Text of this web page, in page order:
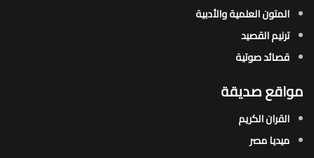
المتون العلمية والأدبية
ترنيم القصيد
قصائد صوتية
مواقع صديقة
القران الكريم
ميديا مصر